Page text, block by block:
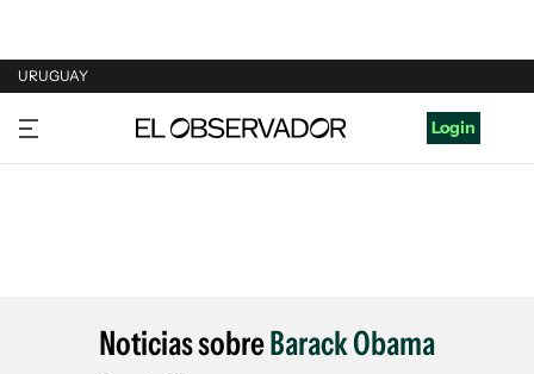
URUGUAY
URUGUAY
ARGENTINA
Login
Noticias sobreBarack Obama